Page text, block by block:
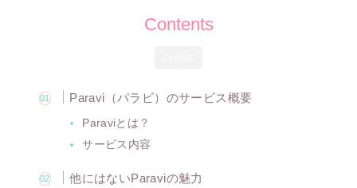
Contents
Paravi（パラビ）のサービス概要
Paraviとは？
サービス内容
他にはないParaviの魅力